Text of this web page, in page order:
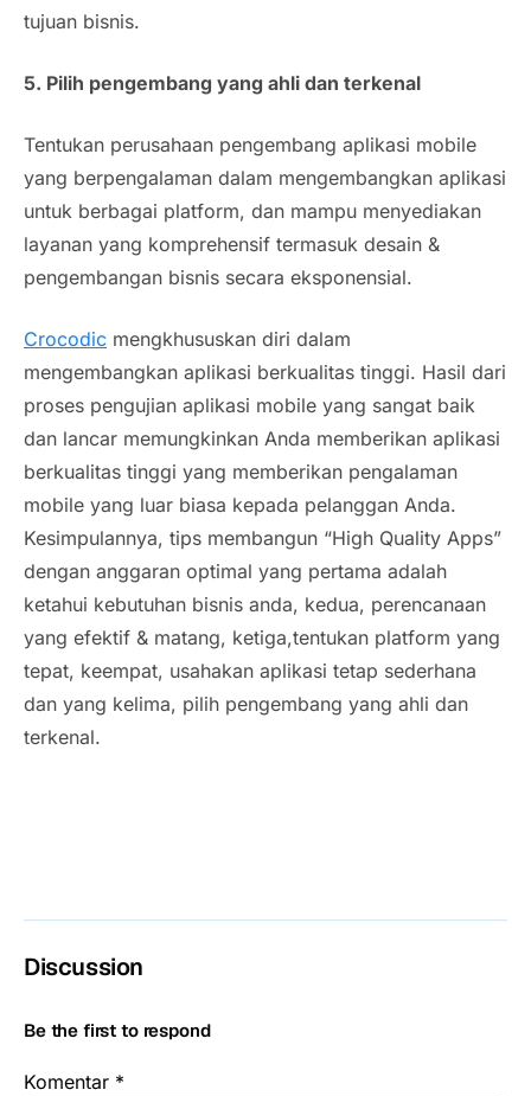
tujuan bisnis.
5. Pilih pengembang yang ahli dan terkenal
Tentukan perusahaan pengembang aplikasi mobile
yang berpengalaman dalam mengembangkan aplikasi
untuk berbagai platform, dan mampu menyediakan
layanan yang komprehensif termasuk desain &
pengembangan bisnis secara eksponensial.
Crocodic mengkhususkan diri dalam
mengembangkan aplikasi berkualitas tinggi. Hasil dari
proses pengujian aplikasi mobile yang sangat baik
dan lancar memungkinkan Anda memberikan aplikasi
berkualitas tinggi yang memberikan pengalaman
mobile yang luar biasa kepada pelanggan Anda.
Kesimpulannya, tips membangun “High Quality Apps”
dengan anggaran optimal yang pertama adalah
ketahui kebutuhan bisnis anda, kedua, perencanaan
yang efektif & matang, ketiga,tentukan platform yang
tepat, keempat, usahakan aplikasi tetap sederhana
dan yang kelima, pilih pengembang yang ahli dan
terkenal.
Discussion
Be the first to respond
Komentar *